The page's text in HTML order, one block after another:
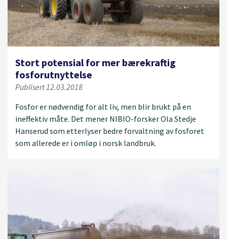
Stort potensial for mer bærekraftig
fosforutnyttelse
Publisert 12.03.2018
Fosfor er nødvendig for alt liv, men blir brukt på en
ineffektiv måte. Det mener NIBIO-forsker Ola Stedje
Hanserud som etterlyser bedre forvaltning av fosforet
som allerede er i omløp i norsk landbruk.